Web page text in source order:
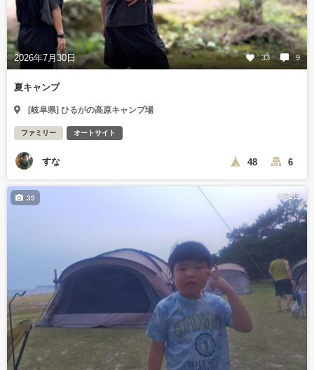
2026年7月30日 33 9
夏キャンプ
[岐阜県] ひるがの高原キャンプ場
ファミリー オートサイト
すな 48 6
8月1日
39